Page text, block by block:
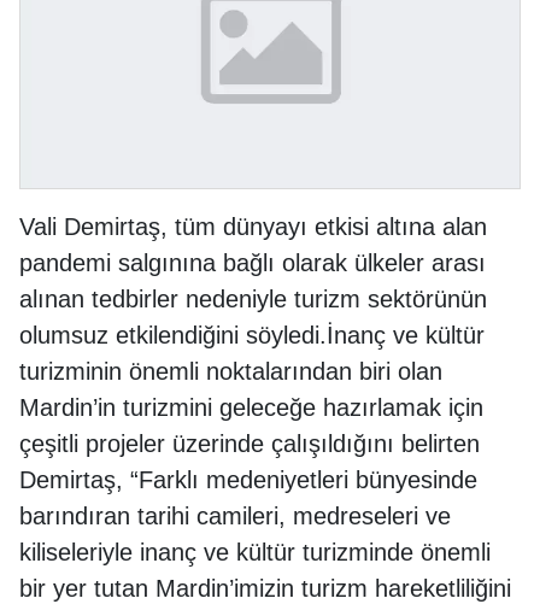
Vali Demirtaş, tüm dünyayı etkisi altına alan
pandemi salgınına bağlı olarak ülkeler arası
alınan tedbirler nedeniyle turizm sektörünün
olumsuz etkilendiğini söyledi.İnanç ve kültür
turizminin önemli noktalarından biri olan
Mardin’in turizmini geleceğe hazırlamak için
çeşitli projeler üzerinde çalışıldığını belirten
Demirtaş, “Farklı medeniyetleri bünyesinde
barındıran tarihi camileri, medreseleri ve
kiliseleriyle inanç ve kültür turizminde önemli
bir yer tutan Mardin’imizin turizm hareketliliğini